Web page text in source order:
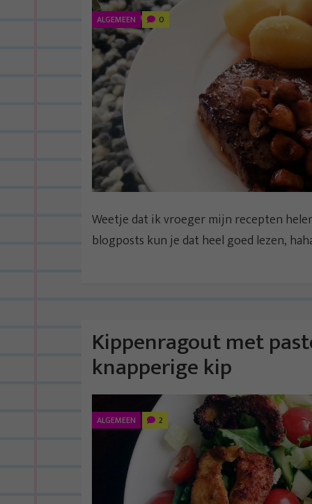
ALGEMEEN 0
Weetje dat ik vroeger mijn recepten
blogposts kun je dat heel goed lezen,
Kippenragout met
knapperige kip
ALGEMEEN 2